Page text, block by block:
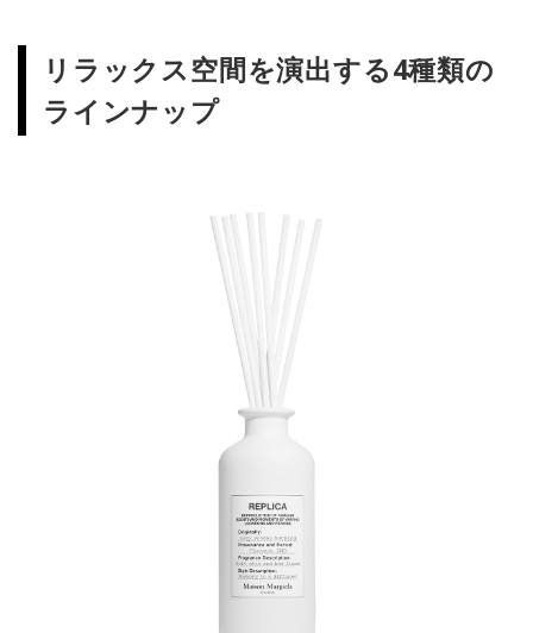
リラックス空間を演出する4種類の
ラインナップ